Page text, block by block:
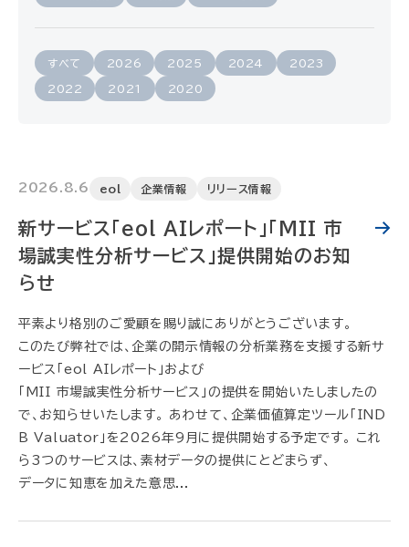
すべて 2026 2025 2024 2023
2022 2021 2020
2026.8.6 eol 企業情報 リリース情報
新サービス「eol AIレポート」「MII 市
場誠実性分析サービス」提供開始のお知
らせ
平素より格別のご愛顧を賜り誠にありがとうございます。
このたび弊社では、企業の開示情報の分析業務を支援する新サ
ービス「eol AIレポート」および
「MII 市場誠実性分析サービス」の提供を開始いたしましたの
で、お知らせいたします。 あわせて、企業価値算定ツール「IND
B Valuator」を2026年9月に提供開始する予定です。 これ
ら3つのサービスは、素材データの提供にとどまらず、
データに知恵を加えた意思...